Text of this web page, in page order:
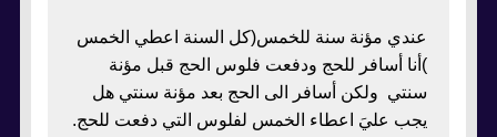
عندي مؤنة سنة للخمس(كل السنة اعطي الخمس
)أنا أسافر للحج ودفعت فلوس الحج قبل مؤنة
سنتي ولكن أسافر الى الحج بعد مؤنة سنتي هل
يجب عليَ اعطاء الخمس لفلوس التي دفعت للحج.